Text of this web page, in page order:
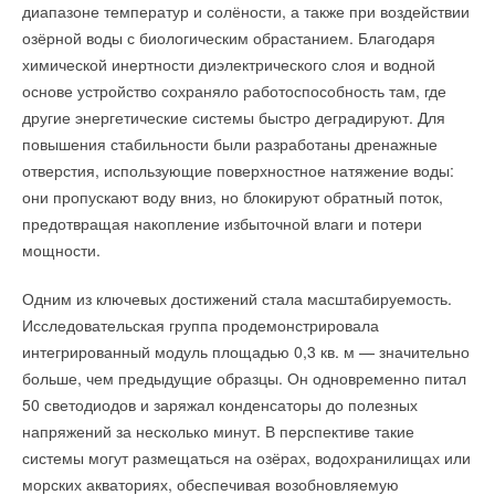
диапазоне температур и солёности, а также при воздействии
озёрной воды с биологическим обрастанием. Благодаря
химической инертности диэлектрического слоя и водной
основе устройство сохраняло работоспособность там, где
другие энергетические системы быстро деградируют. Для
повышения стабильности были разработаны дренажные
отверстия, использующие поверхностное натяжение воды:
они пропускают воду вниз, но блокируют обратный поток,
предотвращая накопление избыточной влаги и потери
мощности.
Одним из ключевых достижений стала масштабируемость.
Исследовательская группа продемонстрировала
интегрированный модуль площадью 0,3 кв. м — значительно
больше, чем предыдущие образцы. Он одновременно питал
50 светодиодов и заряжал конденсаторы до полезных
напряжений за несколько минут. В перспективе такие
системы могут размещаться на озёрах, водохранилищах или
морских акваториях, обеспечивая возобновляемую
до 24.00 Мск.
Ваше творчество могут оценить в любой из трех номинаций:
Номинация «Выбор жюри»
Номинация «Выбор Navien»
Номинация «Народный выбор» (интернет-голосование).
Результаты публикуются на следующий день после
завершения каждого этапа в сообществах Navien:
https://vk.com/navienrus
Подробные условия конкурса насайте .
Читайте по теме:
BIM-модели для бытовых котлов Navien на сайте
Студенты участвовали в сантехнической эстафете —
команды на время проходили различные этапы: соединение
полипропиленовых труб, сборка латунного крана, викторина
на знание сантехнического оборудования и материалов,
сборка радиатора отопления диагонального соединения
и дефектовка сантехнических работ в ванной комнате.
способствуют расширению рынка. В настоящее время
в городах проживает более 4 миллиардов человек,
и ожидается, что к 2050 году эта цифра почти удвоится.
Спрос на передовые системы климат-контроля в высотных
зданиях, торговых центрах и промышленных объектах
продолжает расти, особенно в Азиатско-Тихоокеанском
регионе и на Ближнем Востоке.
Гран-при ТЭКу присуждено за реализацию масштабного
проекта оптимизации зоны теплоснабжения Приморского
района, в рамках которого компания построила
и реконструировала 8,7 км тепловых сетей. Одним из
ключевых участков стала новая магистраль по ул. Планерная
и ул. Долгоозерная протяженностью более 1,6 км, полностью
введенная в постоянную эксплуатацию. Объект
обеспечивает повышение надежности теплоснабжения
и создание резерва для подключения перспективной
застройки.